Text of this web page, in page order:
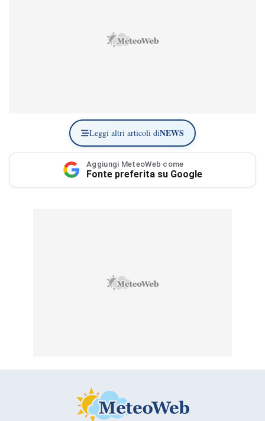
Leggi altri articoli diNEWS
Aggiungi MeteoWeb come
Fonte preferita su Google